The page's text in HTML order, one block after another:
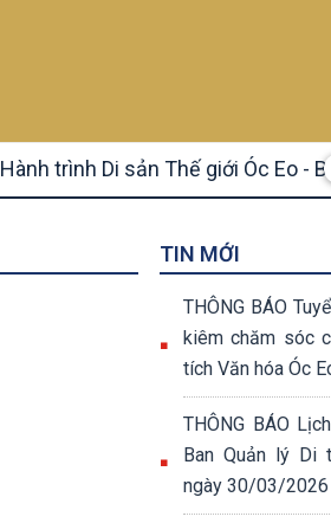
Hành trình Di sản Thế giới Óc Eo -
TIN MỚI
THÔNG BÁO
kiêm chăm sóc
tích Văn hóa Óc
THÔNG BÁO
Ban Quản lý Di
ngày 30/03/